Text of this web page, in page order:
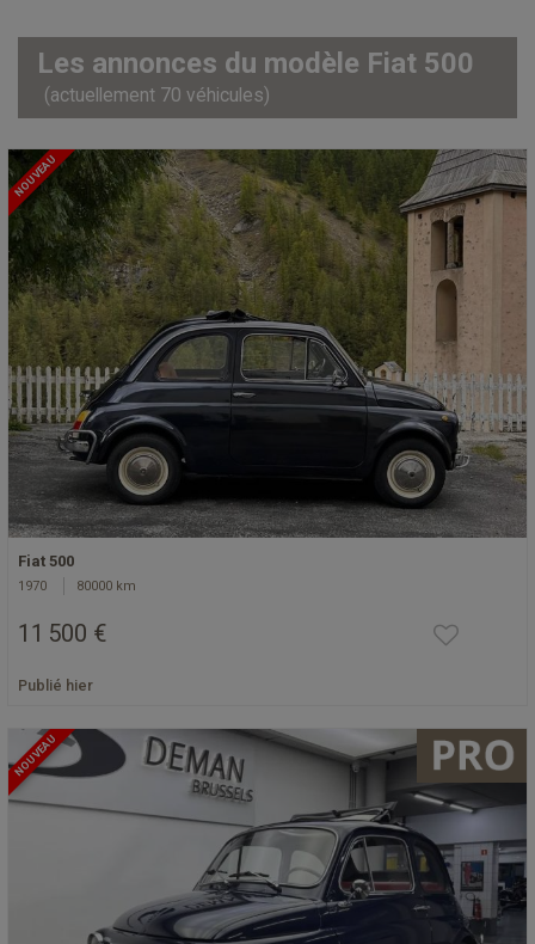
Les annonces du modèle Fiat 500
(actuellement 70 véhicules)
NOUVEAU
Fiat 500
1970 80000 km
11 500 €
Publié hier
NOUVEAU